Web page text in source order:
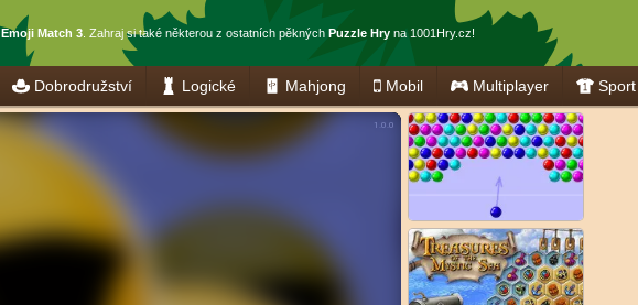
Emoji Match 3. Zahraj si také některou z ostatních pěkných Puzzle Hryna 1001Hry.cz!
Dobrodružství Logické Mahjong Mobil Multiplayer Sport